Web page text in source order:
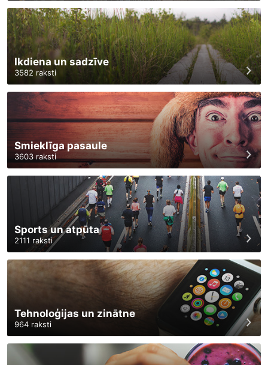
Ikdiena un sadzīve
3582 raksti
Smieklīga pasaule
3603raksti
Sports un atpūta
2111 raksti
Tehnoloģijas un zinātne
964 raksti